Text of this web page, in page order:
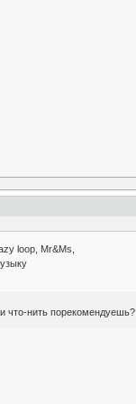
loop, Mr&Ms,
что-нить порекомендуешь?